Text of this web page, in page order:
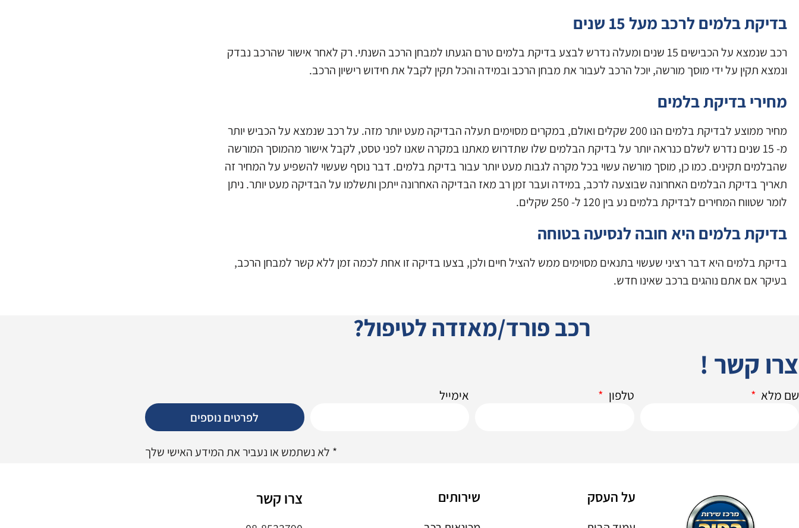
בדיקת בלמים לרכב מעל 15 שנים
רכב שנמצא על הכבישים 15 שנים ומעלה נדרש לבצע בדיקת בלמים טרם הגעתו למבחן הרכב השנתי. רק לאחר אישור שהרכב נבדק
ונמצא תקין על ידי מוסך מורשה, יוכל הרכב לעבור את מבחן הרכב ובמידה והכל תקין לקבל את חידוש רישיון הרכב.
מחירי בדיקת בלמים
מחיר ממוצע לבדיקת בלמים הנו 200 שקלים ואולם, במקרים מסוימים תעלה הבדיקה מעט יותר מזה. על רכב שנמצא על הכביש יותר
מ- 15 שנים נדרש לשלם כנראה יותר על בדיקת הבלמים שלו שתדרוש מאתנו במקרה שאנו לפני טסט, לקבל אישור מהמוסך המורשה
שהבלמים תקינים. כמו כן, מוסך מורשה עשוי בכל מקרה לגבות מעט יותר עבור בדיקת בלמים. דבר נוסף שעשוי להשפיע על המחיר זה
תאריך בדיקת הבלמים האחרונה שבוצעה לרכב, במידה ועבר זמן רב מאז הבדיקה האחרונה ייתכן ותשלמו על הבדיקה מעט יותר. ניתן
לומר שטווח המחירים לבדיקת בלמים נע בין 120 ל- 250 שקלים.
בדיקת בלמים היא חובה לנסיעה בטוחה
בדיקת בלמים היא דבר רציני שעשוי בתנאים מסוימים ממש להציל חיים ולכן, בצעו בדיקה זו אחת לכמה זמן ללא קשר למבחן הרכב,
בעיקר אם אתם נוהגים ברכב שאינו חדש.
רכב פורד/מאזדה לטיפול?
צרו קשר !
שם מלא טלפון אימייל
לפרטים נוספים
* לא נשתמש או נעביר את המידע האישי שלך
על העסק שירותים צרו קשר